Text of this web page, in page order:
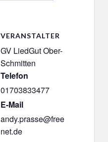
VERANSTALTER
GV LiedGut Ober-
Schmitten
Telefon
01703833477
E-Mail
andy.prasse@free
net.de